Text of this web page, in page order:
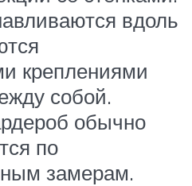
вдоль
креплениями
собой.
обычно
по
замерам.